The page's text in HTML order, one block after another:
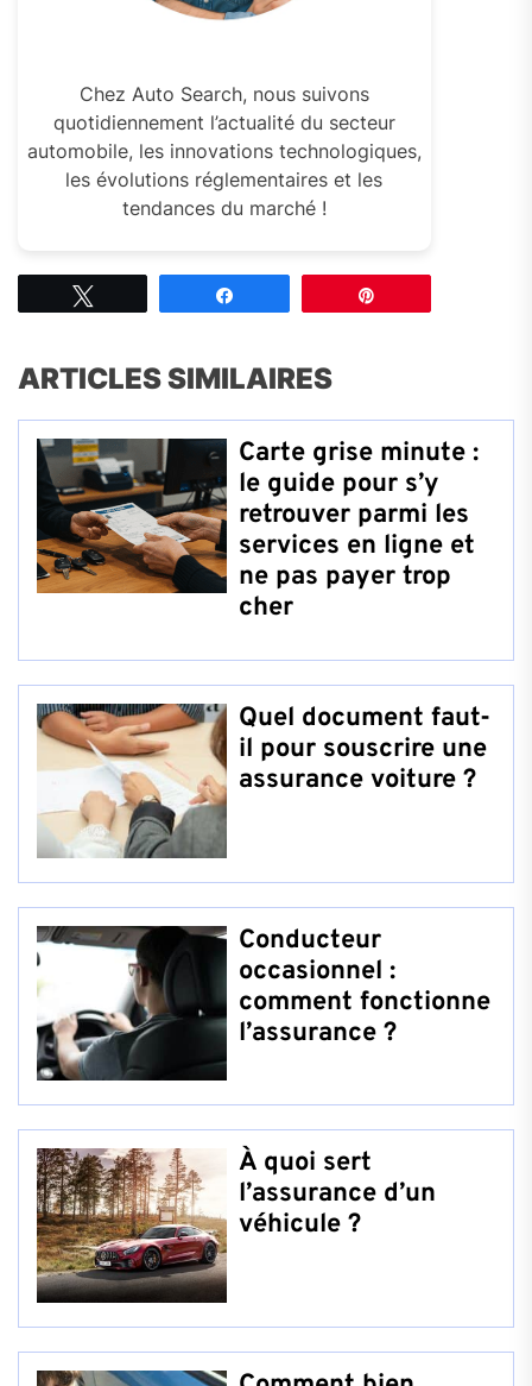
Chez Auto Search, nous suivons
quotidiennement l’actualité du secteur
automobile, les innovations technologiques,
les évolutions réglementaires et les
tendances du marché !
ARTICLES SIMILAIRES
Carte grise minute :
le guide pour s’y
retrouver parmi les
services en ligne et
ne pas payer trop
cher
Quel document faut-
il pour souscrire une
assurance voiture ?
Conducteur
occasionnel :
comment fonctionne
l’assurance ?
À quoi sert
l’assurance d’un
véhicule ?